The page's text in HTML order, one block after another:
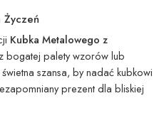
Życzeń
Kubka Metalowego z
bogatej palety wzorów lub
szansa, by nadać kubkowi
prezent dla bliskiej